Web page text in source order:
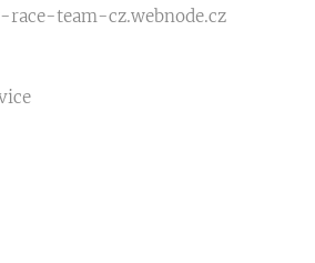
team-cz.webnode.cz